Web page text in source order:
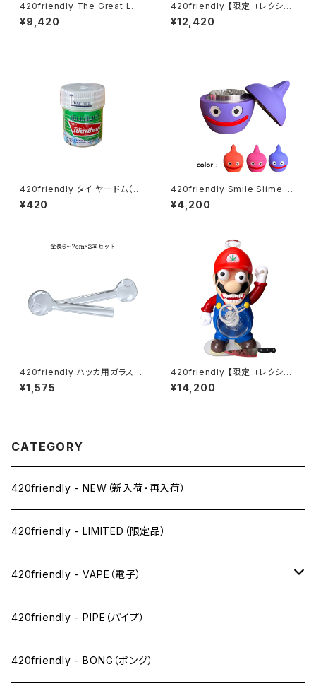
420friendly The Great Lea
der Beaker Bong - ガラスボ
ング（26cm）
¥9,420
420friendly 【限定コレクショ
ン】Skull Cat Bong / スカルキ
ャットボング（約22cm）
¥12,420
420friendly タイ ヤードム（嗅
ぎ薬）／Pim-Saen Balm Oil
¥420
420friendly Smile Slime H
erb Grinder (4層構造）グライ
ンダー
¥4,200
420friendly ハッカ用ガラスパ
イプ ミニサイズ 6〜7cm(2本セ
ット)
¥1,575
420friendly 【限定コレクショ
ン】Killer Plumber Resin & G
lass Bong / キラープラマー ボ
¥14,200
CATEGORY
420friendly - NEW（新入荷・再入荷）
420friendly - LIMITED（限定品）
420friendly - VAPE（電子）
ペン下
ニコパフ系
420friendly - PIPE（パイプ）
420friendly - BONG（ボング）